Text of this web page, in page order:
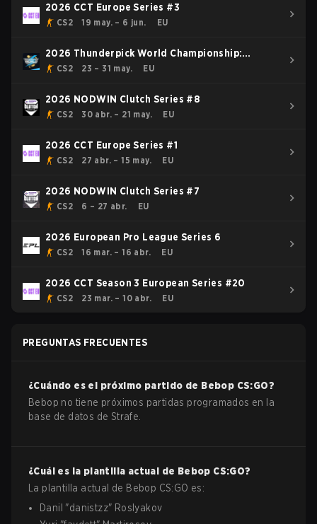
2026 CCT Europe Series #3
CS2 19 may. – 6 jun. EU
2026 Thunderpick World Championship:
European Series #1
CS2 23 – 31 may. EU
2026 NODWIN Clutch Series #8
CS2 30 abr. – 21 may. EU
2026 CCT Europe Series #1
CS2 27 abr. – 15 may. EU
2026 NODWIN Clutch Series #7
CS2 6 – 27 abr. EU
2026 European Pro League Series 6
CS2 16 mar. – 16 abr. EU
2026 CCT Season 3 European Series #20
CS2 23 mar. – 10 abr. EU
PREGUNTAS FRECUENTES
¿Cuándo es el próximo partido de Bebop CS:GO?
Bebop no tiene próximos partidas programados en la
base de datos de Strafe.
¿Cuál es la plantilla actual de Bebop CS:GO?
La plantilla actual de Bebop CS:GO es:
Danil "danistzz" Roslyakov